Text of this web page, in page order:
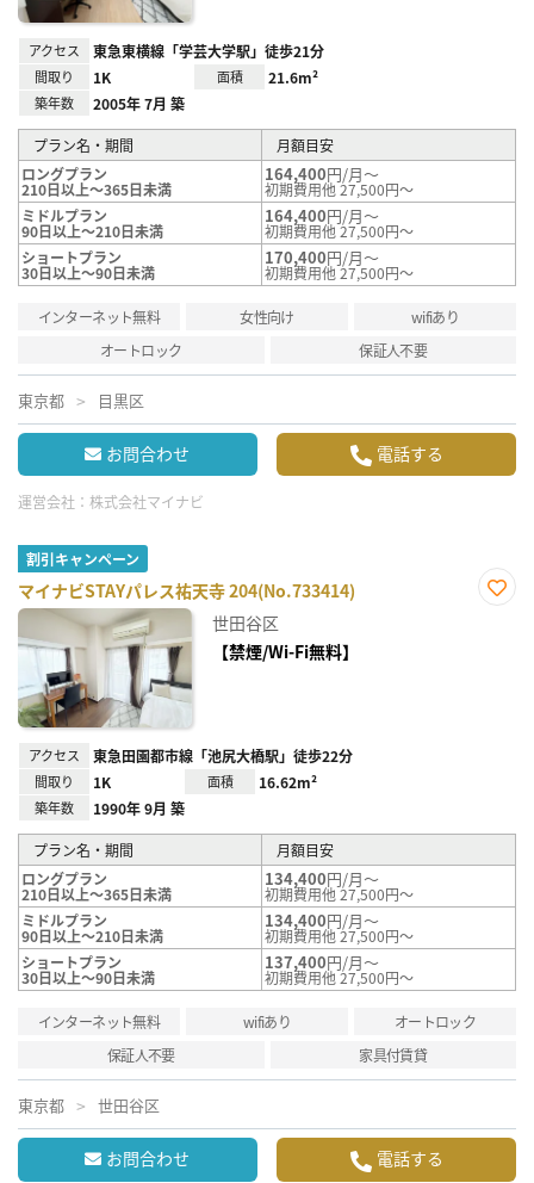
アクセス 東急東横線「学芸大学駅」徒歩21分
間取り 1K 面積 21.6m²
築年数 2005年 7月 築
プラン名・期間
月額目安
ロングプラン
210日以上～365日未満
164,400円/月～
初期費用他 27,500円～
ミドルプラン
90日以上～210日未満
164,400円/月～
初期費用他 27,500円～
ショートプラン
30日以上～90日未満
170,400円/月～
初期費用他 27,500円～
インターネット無料 女性向け
wifiあり
オートロック
保証人不要
東京都 目黒区
お問合わせ 電話する
運営会社： 株式会社マイナビ
割引キャンペーン
マイナビSTAYパレス祐天寺 204(No.733414)
世田谷区
【禁煙/Wi-Fi無料】
アクセス 東急田園都市線「池尻大橋駅」徒歩22分
間取り 1K 面積 16.62m²
築年数 1990年 9月 築
プラン名・期間
月額目安
ロングプラン
210日以上～365日未満
134,400円/月～
初期費用他 27,500円～
ミドルプラン
90日以上～210日未満
134,400円/月～
初期費用他 27,500円～
ショートプラン
30日以上～90日未満
137,400円/月～
初期費用他 27,500円～
インターネット無料 wifiあり
オートロック
保証人不要
家具付賃貸
東京都 世田谷区
お問合わせ 電話する